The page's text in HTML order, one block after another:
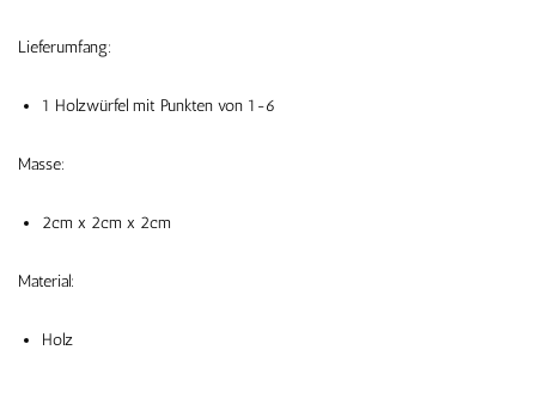
Lieferumfang:
1 Holzwürfel mit Punkten von 1-6
Masse:
2cm x 2cm x 2cm
Material:
Holz